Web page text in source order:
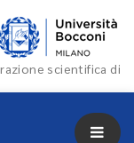
scientifica di